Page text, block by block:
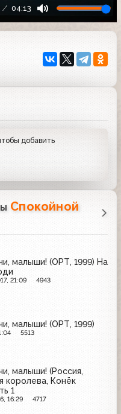
04:13
добавить
Спокойной
малыши! (ОРТ, 1999) На
21:09 4943
малыши! (ОРТ, 1999)
5513
малыши! (Россия,
королева, Конёк
1
16:29 4717